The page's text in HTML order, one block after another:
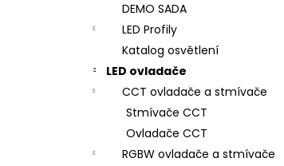
DEMO SADA
LED Profily
Katalog osvětlení
LED ovladače
CCT ovladače a stmívače
Stmívače CCT
Ovladače CCT
RGBW ovladače a stmívače